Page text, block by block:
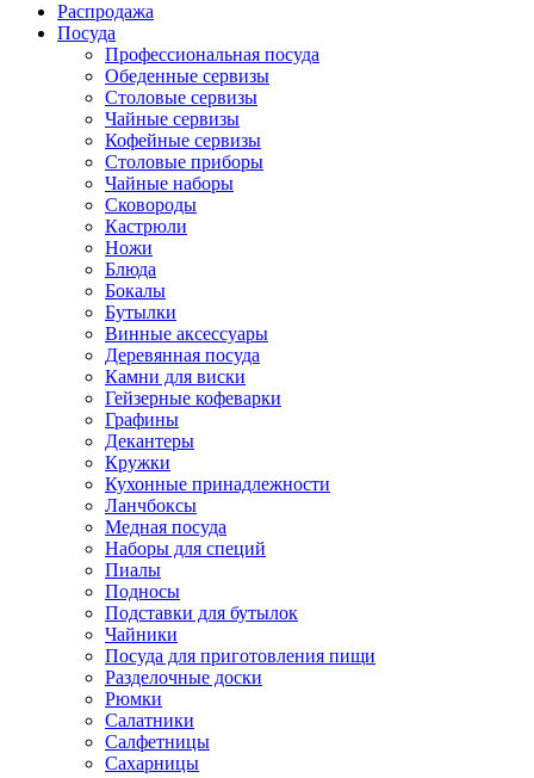
Распродажа
Посуда
Профессиональная посуда
Обеденные сервизы
Столовые сервизы
Чайные сервизы
Кофейные сервизы
Столовые приборы
Чайные наборы
Сковороды
Кастрюли
Ножи
Блюда
Бокалы
Бутылки
Винные аксессуары
Деревянная посуда
Камни для виски
Гейзерные кофеварки
Графины
Декантеры
Кружки
Кухонные принадлежности
Ланчбоксы
Медная посуда
Наборы для специй
Пиалы
Подносы
Подставки для бутылок
Чайники
Посуда для приготовления пищи
Разделочные доски
Рюмки
Салатники
Салфетницы
Сахарницы